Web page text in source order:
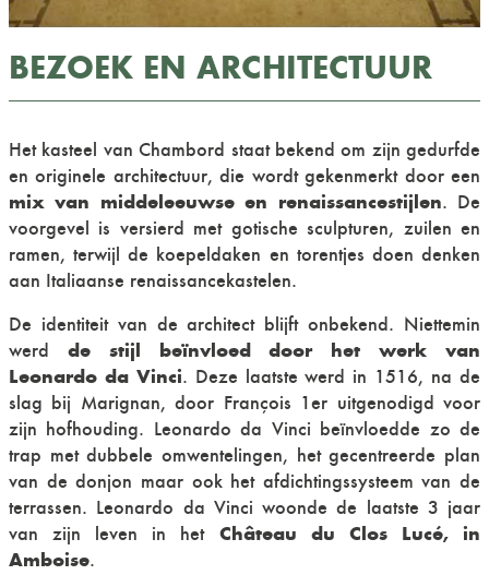
BEZOEK EN ARCHITECTUUR
Het kasteel van Chambord staat bekend om zijn gedurfde
en originele architectuur, die wordt gekenmerkt door een
mix van middeleeuwse en renaissancestijlen. De
voorgevel is versierd met gotische sculpturen, zuilen en
ramen, terwijl de koepeldaken en torentjes doen denken
aan Italiaanse renaissancekastelen.
De identiteit van de architect blijft onbekend. Niettemin
werd de stijl beïnvloed door het werk van
Leonardo da Vinci. Deze laatste werd in 1516, na de
slag bij Marignan, door François 1er uitgenodigd voor
zijn hofhouding. Leonardo da Vinci beïnvloedde zo de
trap met dubbele omwentelingen, het gecentreerde plan
van de donjon maar ook het afdichtingssysteem van de
terrassen. Leonardo da Vinci woonde de laatste 3 jaar
van zijn leven in het Château du Clos Lucé, in
Amboise.